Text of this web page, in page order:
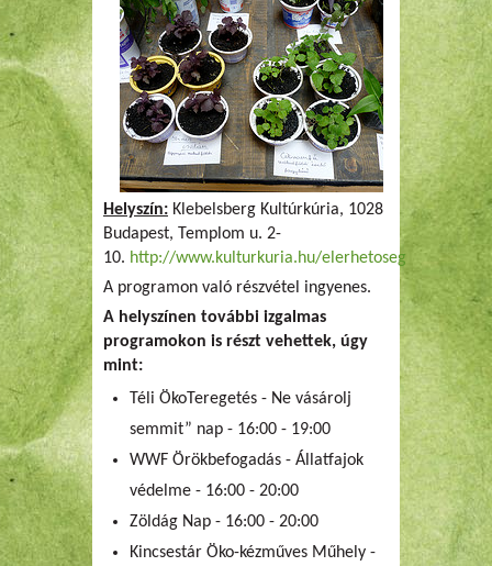
Helyszín: Klebelsberg Kultúrkúria, 1028
Budapest, Templom u. 2-
10. http://www.kulturkuria.hu/elerhetoseg
A programon való részvétel ingyenes.
A helyszínen további izgalmas
programokon is részt vehettek, úgy
mint:
Téli ÖkoTeregetés - Ne vásárolj
semmit” nap - 16:00 - 19:00
WWF Örökbefogadás - Állatfajok
védelme - 16:00 - 20:00
Zöldág Nap - 16:00 - 20:00
Kincsestár Öko-kézműves Műhely -